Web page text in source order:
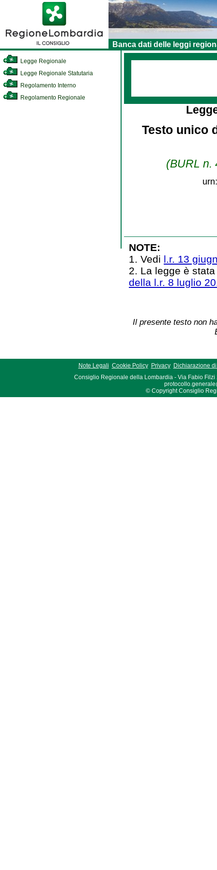
Banca dati delle leggi
Legge Regionale
Legge Regionale Statutaria
Regolamento Interno
Regolamento Regionale
Testo unico
(BURL n.
NOTE:
1. Vedi l.r. 13
2. La legge è
della l.r. 8 luglio
Il presente testo non
Note Legali Cookie Policy Privacy
Dichiarazione
Consiglio Regionale della Lombardia - Via Fabio Filzi
© Copyright Consiglio